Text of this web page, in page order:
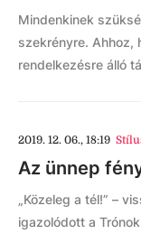
Mindenkinek
szekrényre. Ahhoz,
rendelkezésre álló
2019. 12. 06., 18:19
Az ünnep
„Közeleg a tél!” –
igazolódott a